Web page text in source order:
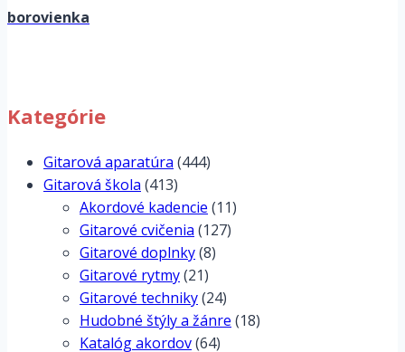
borovienka
Kategórie
Gitarová aparatúra (444)
Gitarová škola (413)
Akordové kadencie (11)
Gitarové cvičenia (127)
Gitarové doplnky(8)
Gitarové rytmy(21)
Gitarové techniky(24)
Hudobné štýly a žánre (18)
Katalóg akordov(64)